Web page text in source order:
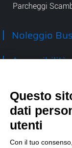
Parcheggi
Noleggio Bus
Accessibilità
TEP spa
Via Taro 12
43125 Parma
Tel. 0521.2141
Questo
dati
utenti
Con il tuo